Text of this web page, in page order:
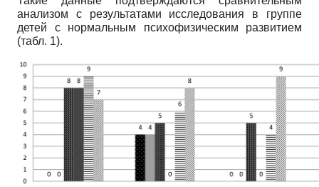
анализом с результатами исследования в группе
детей с нормальным психофизическим развитием
(табл. 1).